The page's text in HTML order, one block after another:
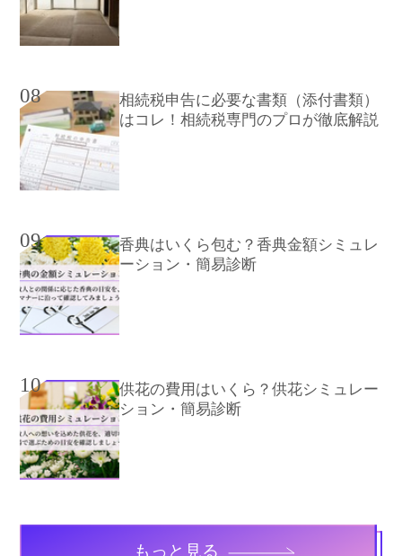
08
相続税申告に必要な書類（添付書類）
はコレ！相続税専門のプロが徹底解説
09
香典はいくら包む？香典金額シミュレ
ーション・簡易診断
10
供花の費用はいくら？供花シミュレー
ション・簡易診断
もっと見る